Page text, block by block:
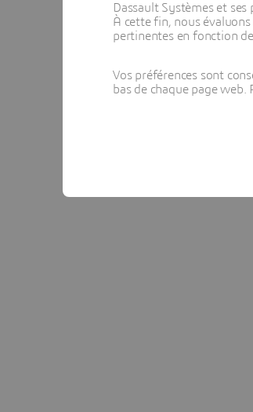
Dassault Systèmes et
À cette fin, nous
pertinentes en fonction
Vos préférences sont
bas de chaque page